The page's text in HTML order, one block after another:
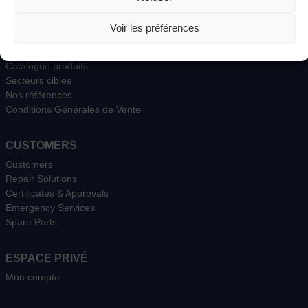
Voir les préférences
Catalogue produits
Secteurs cibles
Nos références
Conditions Générales de Vente
CUSTOMERS
Customers
Repair Solutions
Certificates & Approvals
Emergency Services
Spare Parts
ESPACE PRIVÉ
Mon compte